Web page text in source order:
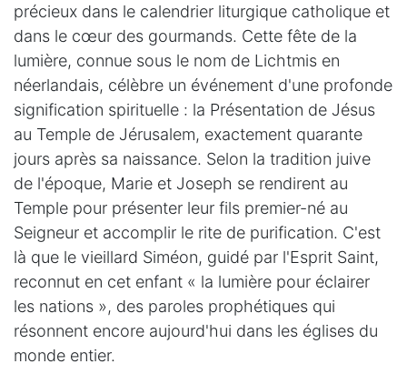
précieux dans le calendrier liturgique catholique et
dans le cœur des gourmands. Cette fête de la
lumière, connue sous le nom de Lichtmis en
néerlandais, célèbre un événement d'une profonde
signification spirituelle : la Présentation de Jésus
au Temple de Jérusalem, exactement quarante
jours après sa naissance. Selon la tradition juive
de l'époque, Marie et Joseph se rendirent au
Temple pour présenter leur fils premier-né au
Seigneur et accomplir le rite de purification. C'est
là que le vieillard Siméon, guidé par l'Esprit Saint,
reconnut en cet enfant « la lumière pour éclairer
les nations », des paroles prophétiques qui
résonnent encore aujourd'hui dans les églises du
monde entier.